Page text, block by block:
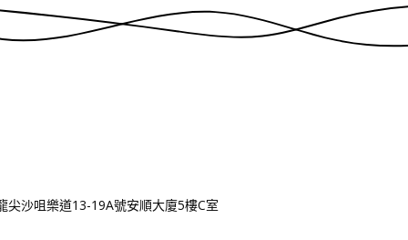
尖沙咀樂道13-19A號安順大廈5樓C室